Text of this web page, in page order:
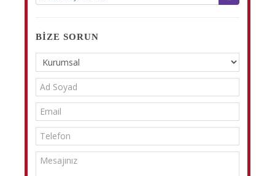
BIZE SORUN